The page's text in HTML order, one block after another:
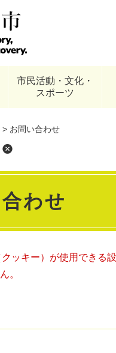
市民活動・文化・
スポーツ
> お問い合わせ
わせ
ッキー）が使用できる
。